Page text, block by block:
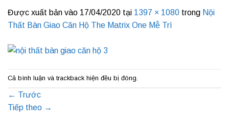
Được xuất bản vào 17/04/2020 tại 1397 × 1080 trong Nội
Thất Bàn Giao Căn Hộ The Matrix One Mễ Trì
Cả bình luận và trackback hiện đều bị đóng.
← Trước
Tiếp theo →